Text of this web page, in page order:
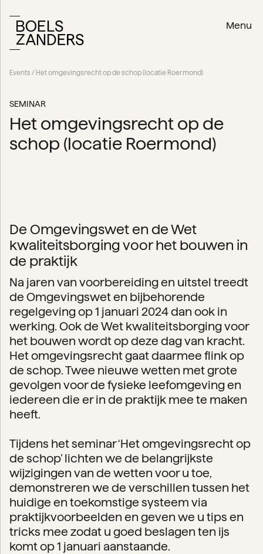
Menu
Events / Het omgevingsrecht op de schop (locatie Roermond)
SEMINAR
Het omgevingsrecht op de
schop (locatie Roermond)
De Omgevingswet en de Wet
kwaliteitsborging voor het bouwen in
de praktijk
Na jaren van voorbereiding en uitstel treedt
de Omgevingswet en bijbehorende
regelgeving op 1 januari 2024 dan ook in
werking. Ook de Wet kwaliteitsborging voor
het bouwen wordt op deze dag van kracht.
Het omgevingsrecht gaat daarmee flink op
de schop. Twee nieuwe wetten met grote
gevolgen voor de fysieke leefomgeving en
iedereen die er in de praktijk mee te maken
heeft.
Tijdens het seminar ‘Het omgevingsrecht op
de schop’ lichten we de belangrijkste
wijzigingen van de wetten voor u toe,
demonstreren we de verschillen tussen het
huidige en toekomstige systeem via
praktijkvoorbeelden en geven we u tips en
tricks mee zodat u goed beslagen ten ijs
komt op 1 januari aanstaande.